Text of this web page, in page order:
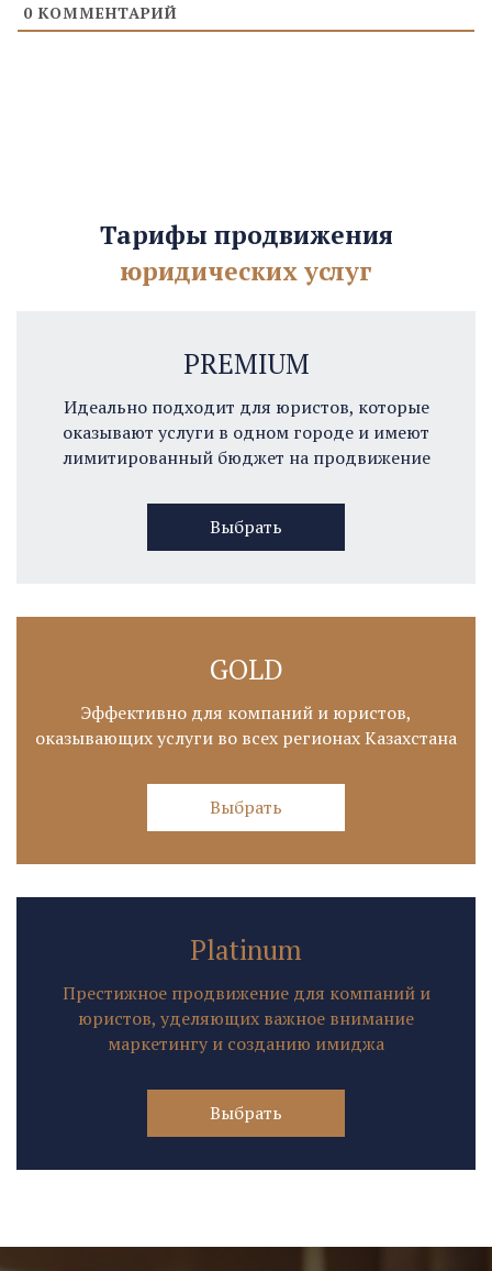
0 КОММЕНТАРИЙ
Тарифы продвижения
юридических услуг
PREMIUM
Идеально подходит для юристов, которые
оказывают услуги в одном городе и имеют
лимитированный бюджет на продвижение
Выбрать
GOLD
Эффективно для компаний и юристов,
оказывающих услуги во всех регионах Казахстана
Выбрать
Platinum
Престижное продвижение для компаний и
юристов, уделяющих важное внимание
маркетингу и созданию имиджа
Выбрать